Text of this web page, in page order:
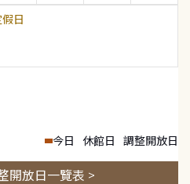
日
今日 休館日 調整開放日
開放日一覽表 >